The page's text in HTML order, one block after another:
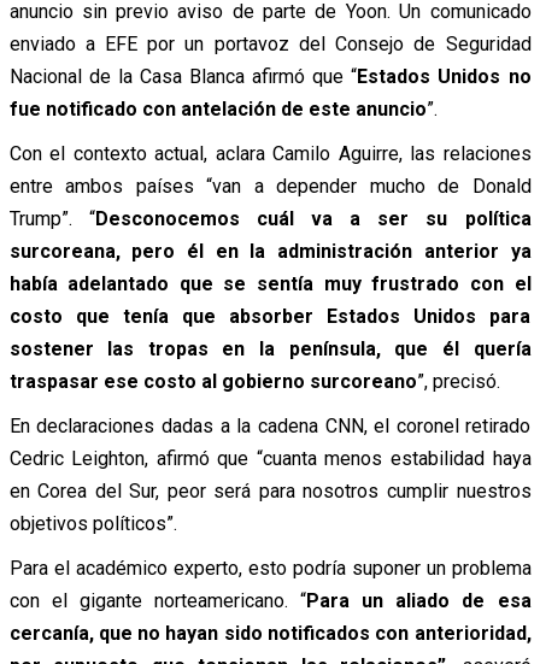
anuncio sin previo aviso de parte de Yoon. Un comunicado
enviado a EFE por un portavoz del Consejo de Seguridad
Nacional de la Casa Blanca afirmó que “Estados Unidos no
fue notificado con antelación de este anuncio”.
Con el contexto actual, aclara Camilo Aguirre, las relaciones
entre ambos países “van a depender mucho de Donald
Trump”. “Desconocemos cuál va a ser su política
surcoreana, pero él en la administración anterior ya
había adelantado que se sentía muy frustrado con el
costo que tenía que absorber Estados Unidos para
sostener las tropas en la península, que él quería
traspasar ese costo al gobierno surcoreano”, precisó.
En declaraciones dadas a la cadena CNN, el coronel retirado
Cedric Leighton, afirmó que “cuanta menos estabilidad haya
en Corea del Sur, peor será para nosotros cumplir nuestros
objetivos políticos”.
Para el académico experto, esto podría suponer un problema
con el gigante norteamericano. “Para un aliado de esa
cercanía, que no hayan sido notificados con anterioridad,